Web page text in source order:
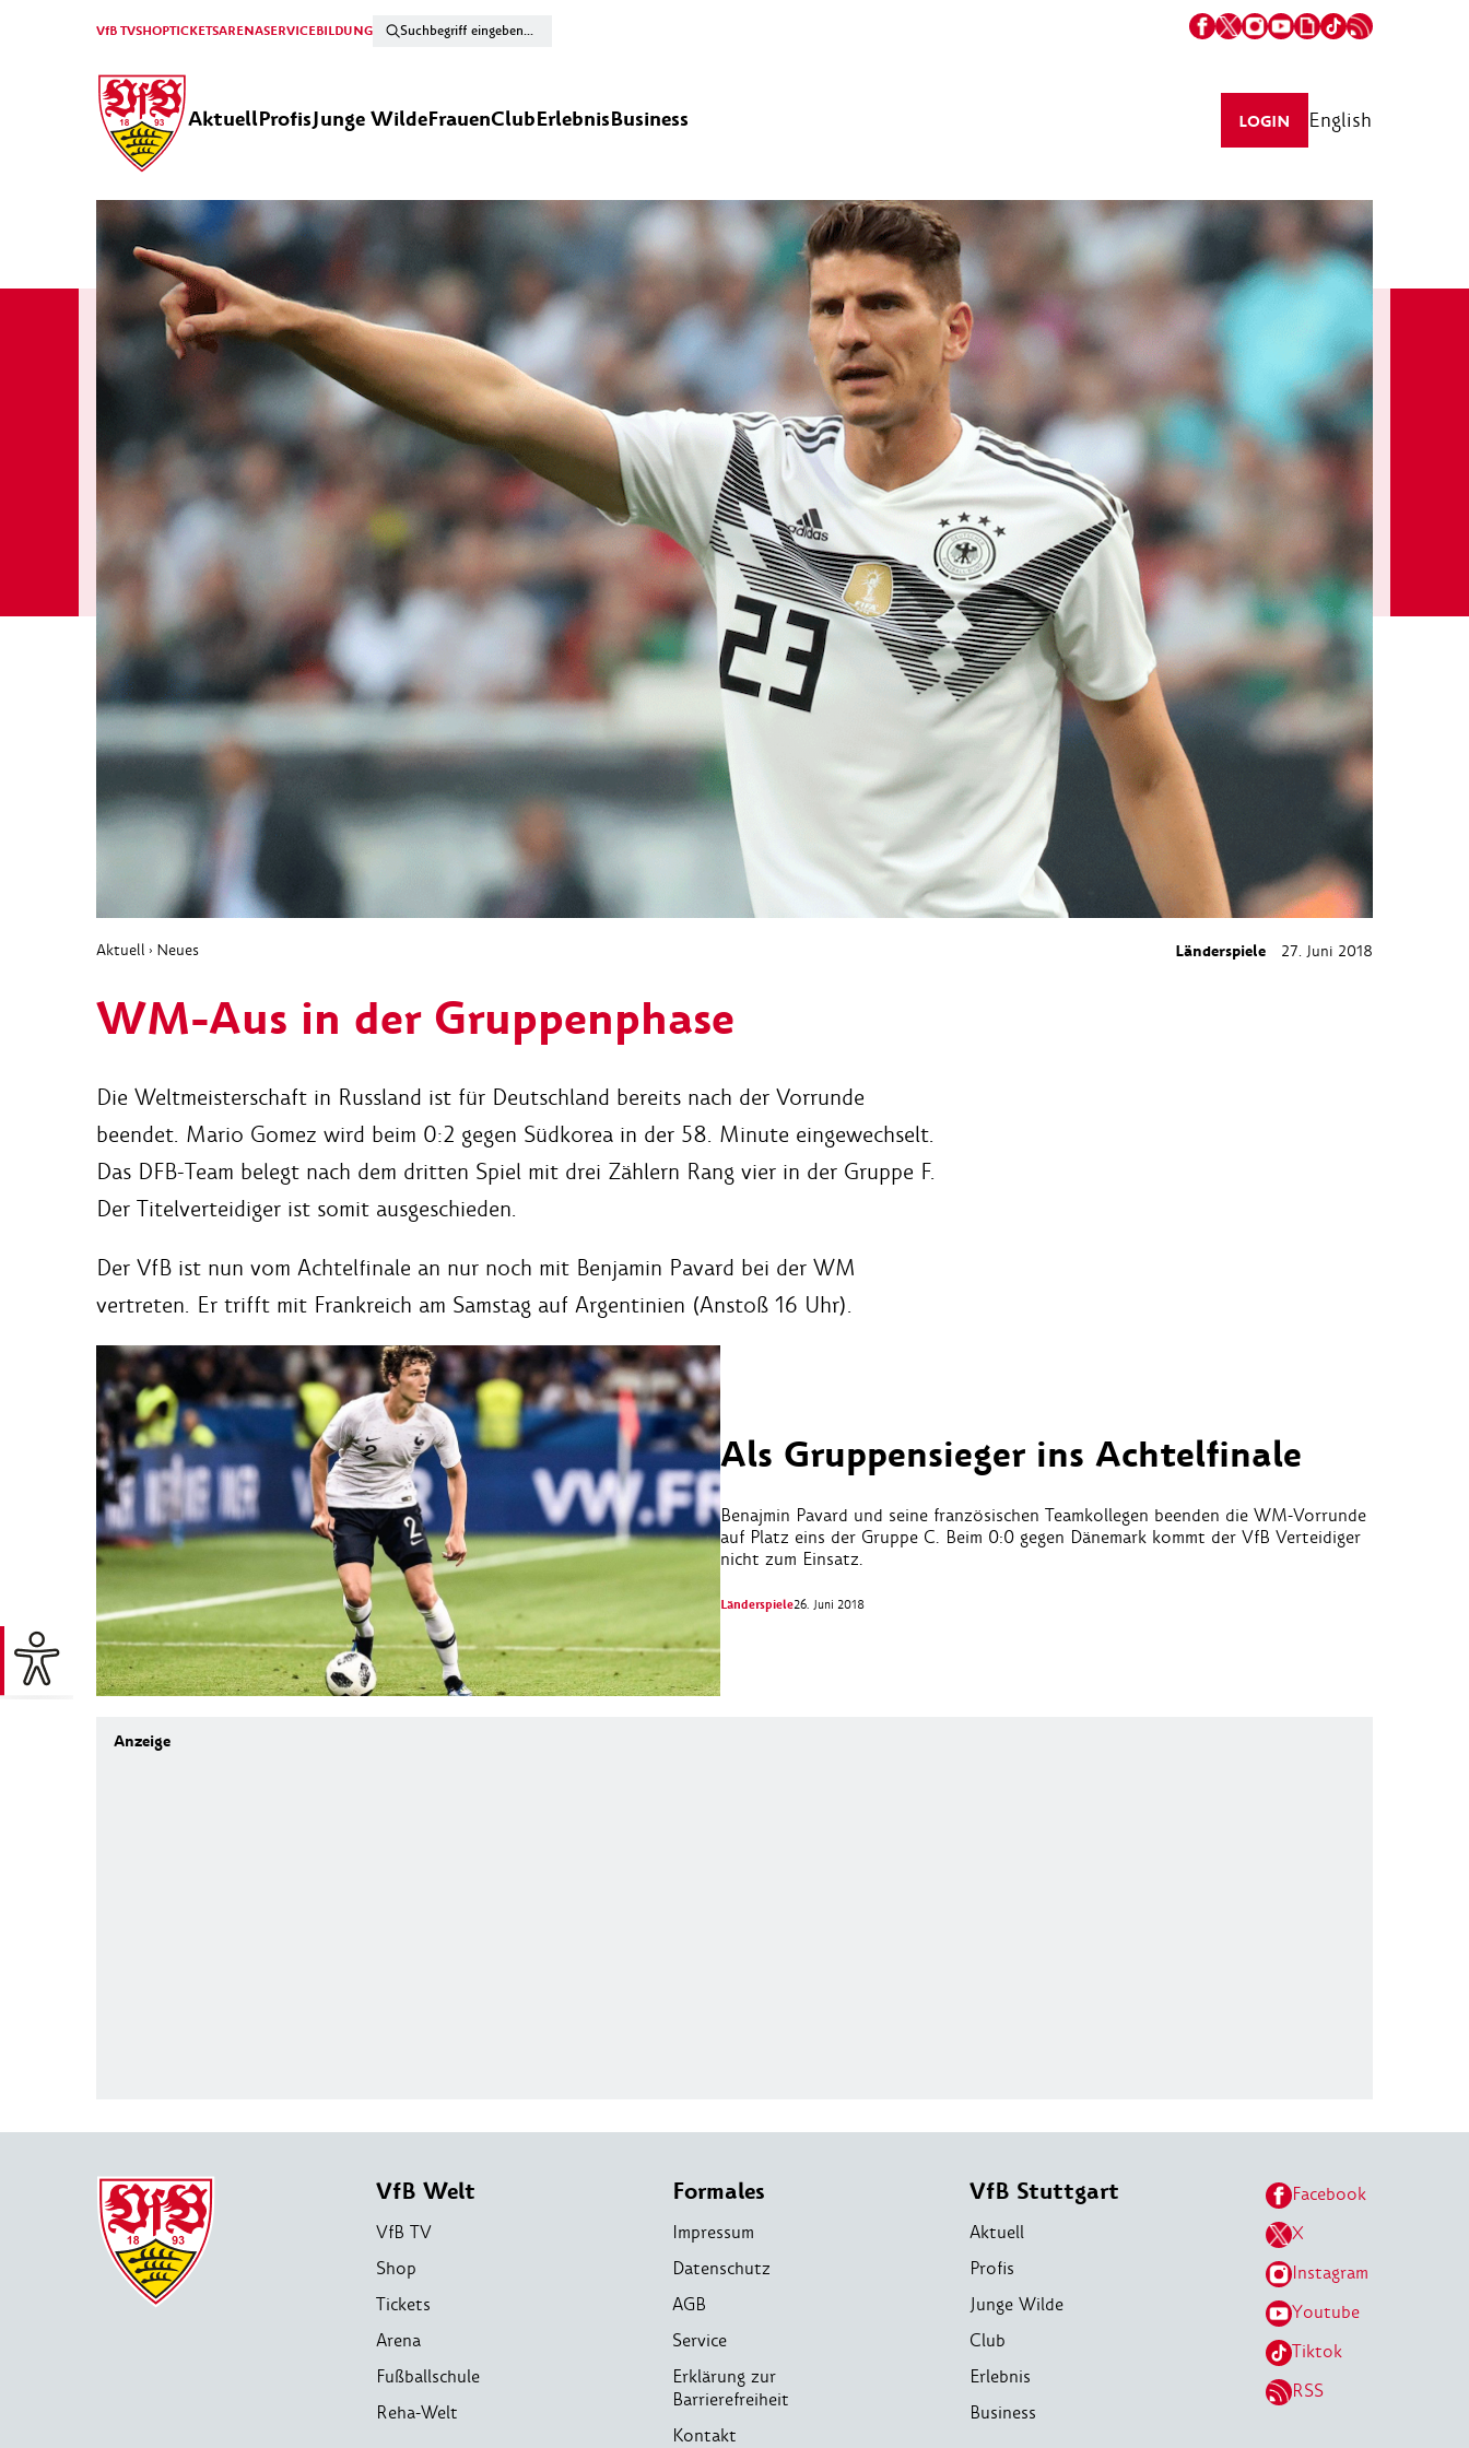
VfB TVSHOPTICKETSARENASERVICEBILDUNG
AktuellProfisJunge WildeFrauenClubErlebnisBusiness LOGIN English
Aktuell › Neues Länderspiele 27. Juni 2018
WM-Aus in der Gruppenphase
Die Weltmeisterschaft in Russland ist für Deutschland bereits nach der Vorrunde
beendet. Mario Gomez wird beim 0:2 gegen Südkorea in der 58. Minute eingewechselt.
Das DFB-Team belegt nach dem dritten Spiel mit drei Zählern Rang vier in der Gruppe F.
Der Titelverteidiger ist somit ausgeschieden.
Der VfB ist nun vom Achtelfinale an nur noch mit Benjamin Pavard bei der WM
vertreten. Er trifft mit Frankreich am Samstag auf Argentinien (Anstoß 16 Uhr).
Als Gruppensieger ins Achtelfinale
Benajmin Pavard und seine französischen Teamkollegen beenden die WM-Vorrunde
auf Platz eins der Gruppe C. Beim 0:0 gegen Dänemark kommt der VfB Verteidiger
nicht zum Einsatz.
Länderspiele26. Juni 2018
VfB Welt
VfB TV
Shop
Tickets
Arena
Fußballschule
Reha-Welt
Formales
Impressum
Datenschutz
AGB
Service
Erklärung zur
Barrierefreiheit
Kontakt
VfB Stuttgart
Aktuell
Profis
Junge Wilde
Club
Erlebnis
Business
Facebook
X
Instagram
Youtube
Tiktok
RSS